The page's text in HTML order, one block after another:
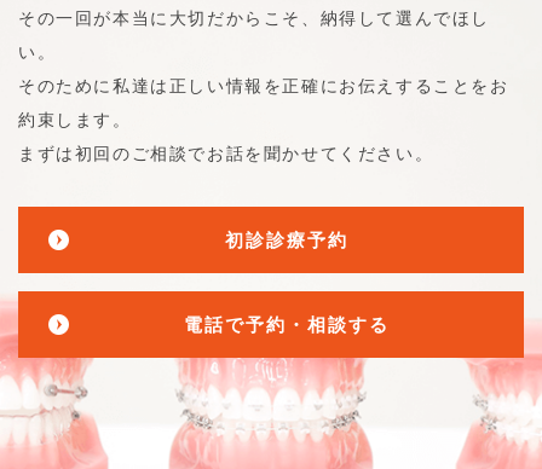
その一回が本当に大切だからこそ、納得して選んでほし
い。
そのために私達は正しい情報を正確にお伝えすることをお
約束します。
まずは初回のご相談でお話を聞かせてください。
初診診療予約
電話で予約・相談する